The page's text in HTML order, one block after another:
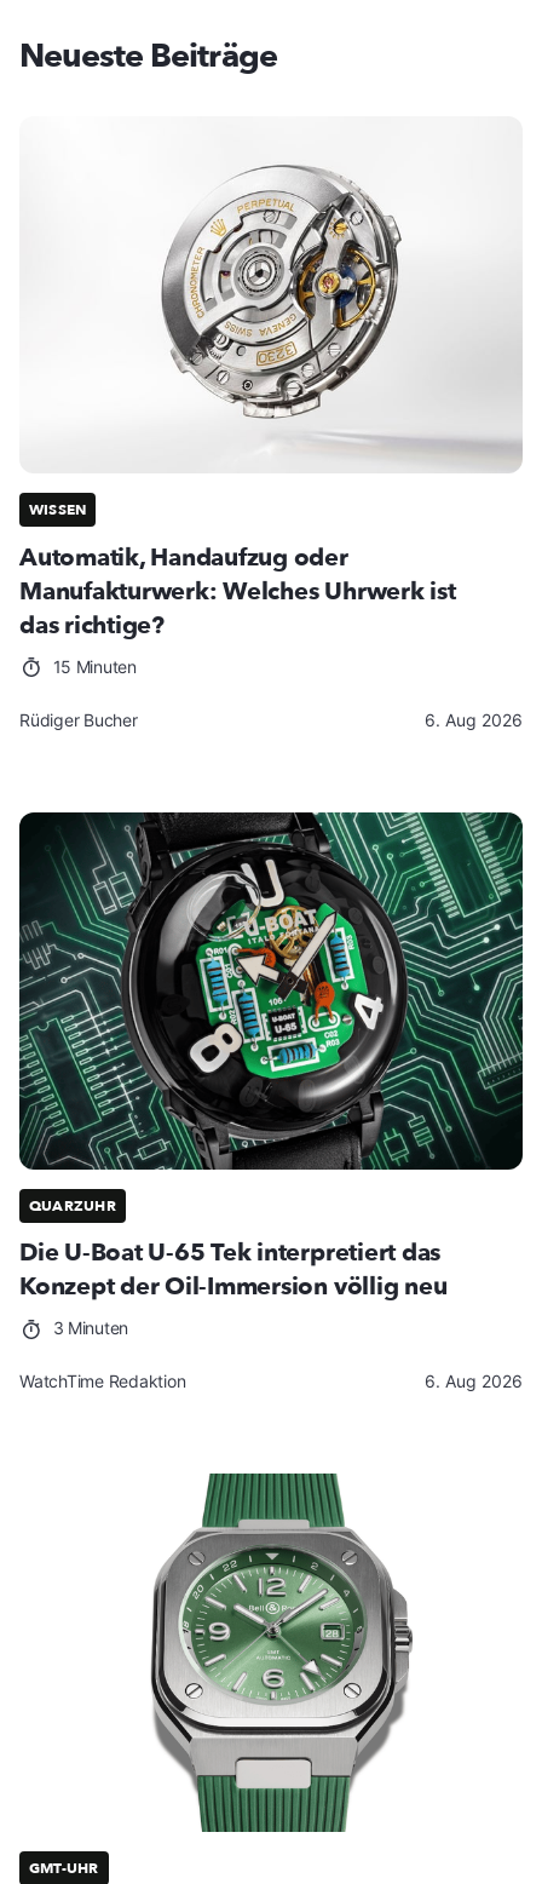
Neueste Beiträge
WISSEN
Automatik, Handaufzug oder
Manufakturwerk: Welches Uhrwerk ist
das richtige?
15 Minuten
Rüdiger Bucher 6. Aug 2026
QUARZUHR
Die U-Boat U-65 Tek interpretiert das
Konzept der Oil-Immersion völlig neu
3 Minuten
WatchTime Redaktion 6. Aug 2026
GMT-UHR